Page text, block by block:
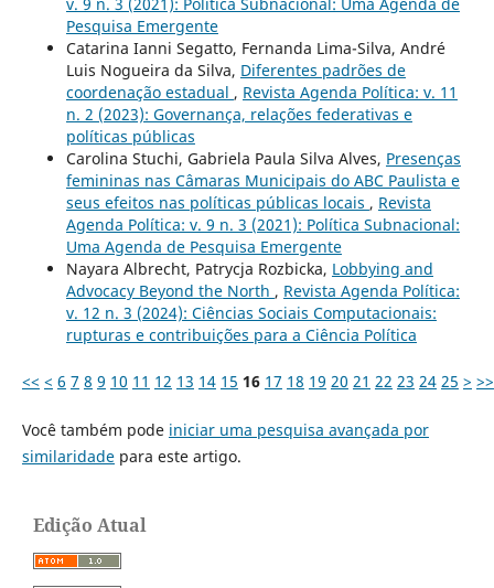
Pesquisa Emergente
Catarina Ianni Segatto, Fernanda Lima-Silva, André
Luis Nogueira da Silva, Diferentes padrões de
coordenação estadual , Revista Agenda Política: v. 11
n. 2 (2023): Governança, relações federativas e
políticas públicas
Carolina Stuchi, Gabriela Paula Silva Alves, Presenças
femininas nas Câmaras Municipais do ABC Paulista e
seus efeitos nas políticas públicas locais , Revista
Agenda Política: v. 9 n. 3 (2021): Política Subnacional:
Uma Agenda de Pesquisa Emergente
Nayara Albrecht, Patrycja Rozbicka, Lobbying and
Advocacy Beyond the North , Revista Agenda Política:
v. 12 n. 3 (2024): Ciências Sociais Computacionais:
rupturas e contribuições para a Ciência Política
<< < 6 7 8 9 10 11 12 13 14 15 16 17 18 19 20 21 22 23 24 25 > >>
Você também pode iniciar uma pesquisa avançada por
similaridadepara este artigo.
Edição Atual